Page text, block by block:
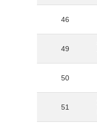
46
49
50
51